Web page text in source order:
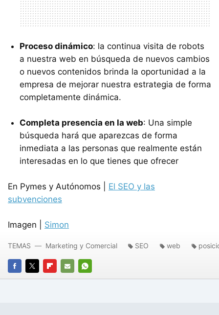
Proceso dinámico: la continua visita de robots
a nuestra web en búsqueda de nuevos cambios
o nuevos contenidos brinda la oportunidad a la
empresa de mejorar nuestra estrategia de forma
completamente dinámica.
Completa presencia en la web: Una simple
búsqueda hará que aparezcas de forma
inmediata a las personas que realmente están
interesadas en lo que tienes que ofrecer
En Pymes y Autónomos | El SEO y las
subvenciones
Imagen | Simon
FACEBOOK
TWITTERFLIPBOARD
E-
WHATSAPP
TEMAS Marketing y Comercial SEO web